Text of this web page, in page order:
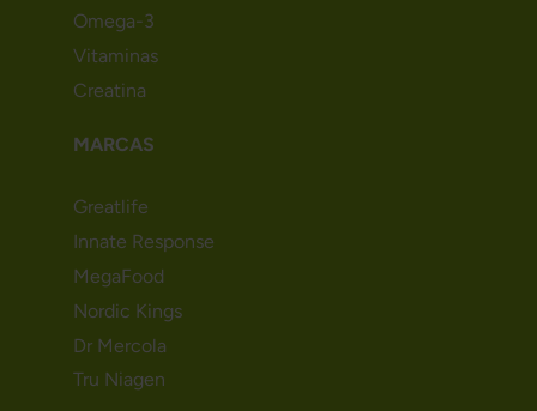
Omega-3
Vitaminas
Creatina
MARCAS
Greatlife
Innate Response
MegaFood
Nordic Kings
Dr Mercola
Tru Niagen